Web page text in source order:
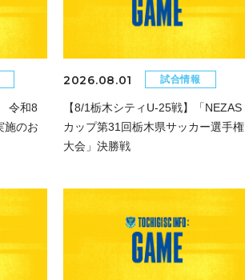
令和8
施のお
2026.08.01 試合情報
【8/1栃木シティU-25戦】「NEZAS
カップ第31回栃木県サッカー選手権
大会」決勝戦